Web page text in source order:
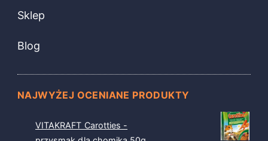
Sklep
Blog
NAJWYŻEJ OCENIANE PRODUKTY
VITAKRAFT Carotties -